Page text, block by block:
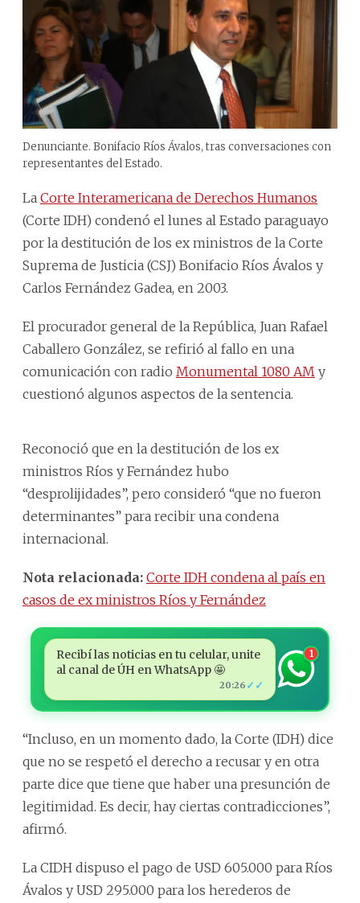
Denunciante. Bonifacio Ríos Ávalos, tras conversaciones con
representantes del Estado.
La Corte Interamericana de Derechos Humanos
(Corte IDH) condenó el lunes al Estado paraguayo
por la destitución de los ex ministros de la Corte
Suprema de Justicia (CSJ) Bonifacio Ríos Ávalos y
Carlos Fernández Gadea, en 2003.
El procurador general de la República, Juan Rafael
Caballero González, se refirió al fallo en una
comunicación con radio Monumental 1080 AM y
cuestionó algunos aspectos de la sentencia.
Reconoció que en la destitución de los ex
ministros Ríos y Fernández hubo
“desprolijidades”, pero consideró “que no fueron
determinantes” para recibir una condena
internacional.
Nota relacionada: Corte IDH condena al país en
casos de ex ministros Ríos y Fernández
Recibí las noticias en tu celular, unite
al canal de ÚH en WhatsApp 🤩
20:26 ✓✓
1
“Incluso, en un momento dado, la Corte (IDH) dice
que no se respetó el derecho a recusar y en otra
parte dice que tiene que haber una presunción de
legitimidad. Es decir, hay ciertas contradicciones”,
afirmó.
La CIDH dispuso el pago de USD 605.000 para Ríos
Ávalos y USD 295.000 para los herederos de